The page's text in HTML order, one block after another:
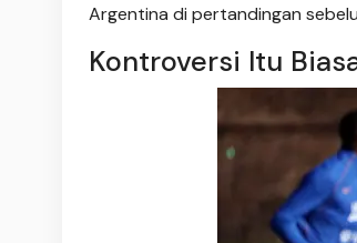
Argentina di pertandingan
Kontroversi Itu